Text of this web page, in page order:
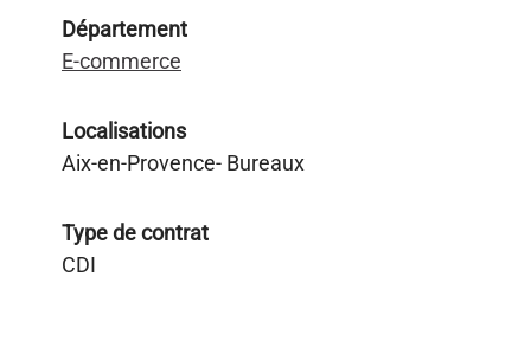
Département
E-commerce
Localisations
Aix-en-Provence- Bureaux
Type de contrat
CDI